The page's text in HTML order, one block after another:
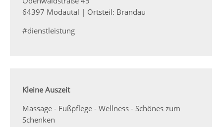
64397 Modautal | Ortsteil: Brandau
#dienstleistung
Kleine Auszeit
Massage - Fußpflege - Wellness - Schönes zum
Schenken